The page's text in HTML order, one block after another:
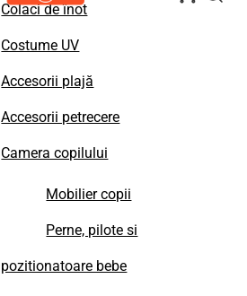
Colaci de înot
Costume UV
Accesorii plajă
Accesorii petrecere
Camera copilului
Mobilier copii
Perne, pilote si
pozitionatoare bebe